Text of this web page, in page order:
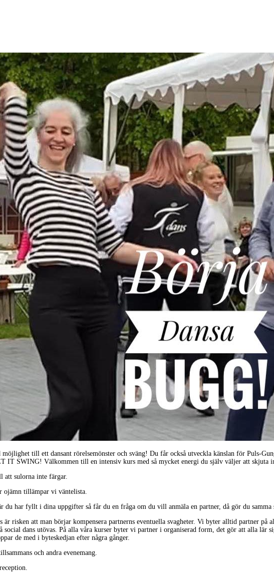
till ett dansant rörelsemönster och sväng! Du får också utveckla känslan för Puls-
IT SWING! Välkommen till en intensiv kurs med så mycket energi du själv väljer att skjuta
att sulorna inte färgar.
ojämn tillämpar vi väntelista.
du har fyllt i dina uppgifter så får du en fråga om du vill anmäla en partner, då gör du
är risken att man börjar kompensera partnerns eventuella svagheter. Vi byter alltid partner
social dans utövas. På alla våra kurser byter vi partner i organiserad form, det gör att alla lär
de med i byteskedjan efter några gånger.
och andra evenemang.